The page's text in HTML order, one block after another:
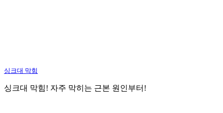
싱크대 막힘
싱크대 막힘! 자주 막히는 근본 원인부터!